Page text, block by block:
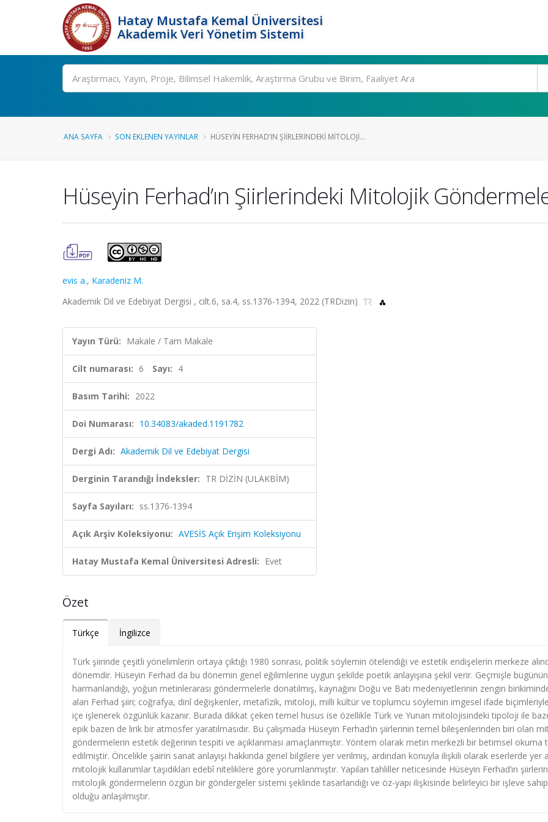
Hatay Mustafa Kemal Üniversitesi
Akademik Veri Yönetim Sistemi
Ara
ANA SAYFA SON EKLENEN YAYINLAR HÜSEYIN FERHAD’IN ŞIIRLERINDEKI MITOLOJI...
Hüseyin Ferhad’ın Şiirlerindeki Mitolojik
evis a., Karadeniz M.
Akademik Dil ve Edebiyat Dergisi , cilt.6, sa.4, ss.1376-1394, 2022 (TRDizin)
Yayın Türü: Makale / Tam Makale
Cilt numarası: 6 Sayı: 4
Basım Tarihi: 2022
Doi Numarası: 10.34083/akaded.1191782
Dergi Adı: Akademik Dil ve Edebiyat Dergisi
Derginin Tarandığı İndeksler: TR DİZİN (ULAKBİM)
Sayfa Sayıları: ss.1376-1394
Açık Arşiv Koleksiyonu: AVESİS Açık Erişim Koleksiyonu
Hatay Mustafa Kemal Üniversitesi Adresli: Evet
Özet
Türkçe İngilizce
Türk şiirinde çeşitli yönelimlerin ortaya çıktığı 1980 sonrası, politik söylemin ötelendiği ve estetik endişelerin merkeze
dönemdir. Hüseyin Ferhad da bu dönemin genel eğilimlerine uygun şekilde poetik anlayışına şekil verir. Geçmişle bugünün
harmanlandığı, yoğun metinlerarası göndermelerle donatılmış, kaynağını Doğu ve Batı medeniyetlerinin zengin
alan Ferhad şiiri; coğrafya, dinî değişkenler, metafizik, mitoloji, milli kültür ve toplumcu söylemin imgesel ifade
içe işlenerek özgünlük kazanır. Burada dikkat çeken temel husus ise özellikle Türk ve Yunan mitolojisindeki tipoloji ile
epik bazen de lirik bir atmosfer yaratılmasıdır. Bu çalışmada Hüseyin Ferhad’ın şiirlerinin temel bileşenlerinden biri olan
göndermelerin estetik değerinin tespiti ve açıklanması amaçlanmıştır. Yöntem olarak metin merkezli bir betimsel okuma
edilmiştir. Öncelikle şairin sanat anlayışı hakkında genel bilgilere yer verilmiş, ardından konuyla ilişkili olarak eserlerde yer
mitolojik kullanımlar taşıdıkları edebî niteliklere göre yorumlanmıştır. Yapılan tahliller neticesinde Hüseyin Ferhad’ın
mitolojik göndermelerin özgün bir göndergeler sistemi şeklinde tasarlandığı ve öz-yapı ilişkisinde belirleyici bir işleve sahip
olduğu anlaşılmıştır.